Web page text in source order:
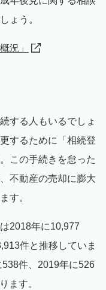
ょう。
況」
する人もいるでしょ
するために「相続登
この手続きを怠った
不動産の売却に膨大
す。
2018年に10,977
件と推移していま
件、2019年に526
ます。